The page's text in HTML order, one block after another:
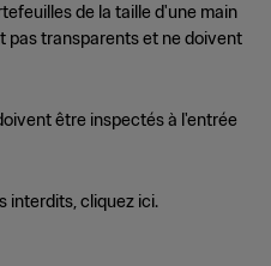
de la taille d'une main
pas transparents et ne doivent
être inspectés à l'entrée
interdits, cliquez ici.